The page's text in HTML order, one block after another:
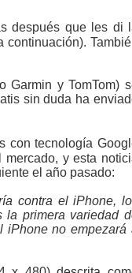
después que les di
continuación).
Garmin y TomTom)
sin duda ha
con tecnología
y esta
el año pasado:
contra el iPhone,
la primera variedad
iPhone no empezará